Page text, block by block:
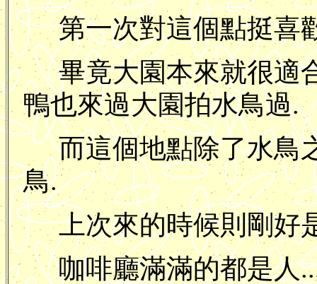
第一次對這個點挺喜
畢竟大園本來就很適
鴨也來過大園拍水鳥過.
而這個地點除了水鳥
鳥.
上次來的時候則剛好
咖啡廳滿滿的都是人